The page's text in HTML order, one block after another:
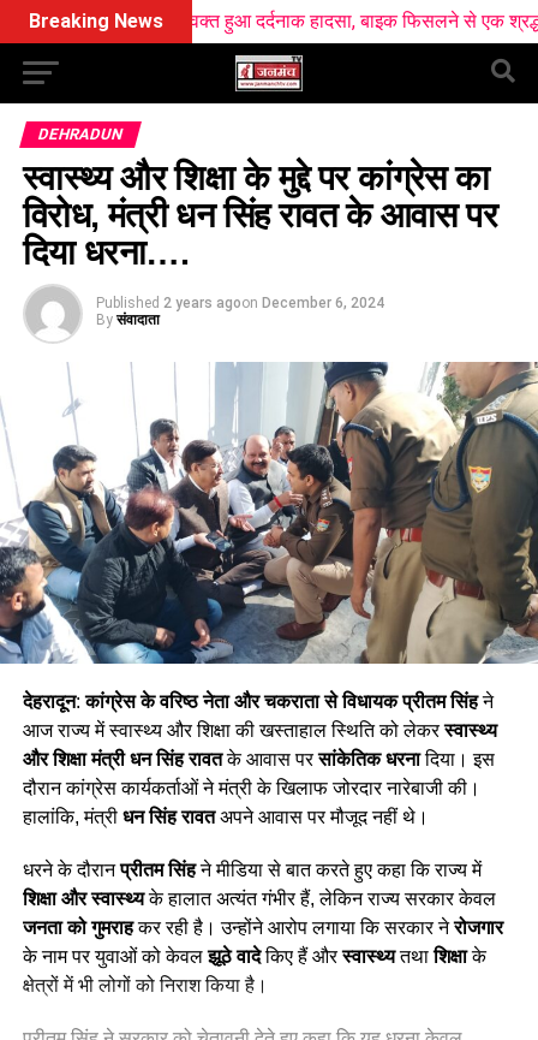
Breaking News
वक्त हुआ दर्दनाक हादसा, बाइक फिसलने से एक श्रद्धालु की मौत
DEHRADUN
स्वास्थ्य और शिक्षा के मुद्दे पर कांग्रेस का
विरोध, मंत्री धन सिंह रावत के आवास पर
दिया धरना….
Published 2 years agoon December 6, 2024
By संवादाता
देहरादून:कांग्रेस के वरिष्ठ नेता और चकराता से विधायक प्रीतम सिंहने
आज राज्य में स्वास्थ्य और शिक्षा की खस्ताहाल स्थिति को लेकरस्वास्थ्य
और शिक्षा मंत्री धन सिंह रावतके आवास परसांकेतिक धरनादिया। इस
दौरान कांग्रेस कार्यकर्ताओं ने मंत्री के खिलाफ जोरदार नारेबाजी की।
हालांकि, मंत्री धन सिंह रावतअपने आवास पर मौजूद नहीं थे।
धरने के दौरानप्रीतम सिंहने मीडिया से बात करते हुए कहा कि राज्य में
शिक्षा और स्वास्थ्यके हालात अत्यंत गंभीर हैं, लेकिन राज्य सरकार केवल
जनता को गुमराहकर रही है। उन्होंने आरोप लगाया कि सरकार नेरोजगार
के नाम पर युवाओं को केवलझूठे वादेकिए हैं औरस्वास्थ्यतथाशिक्षाके
क्षेत्रों में भी लोगों को निराश किया है।